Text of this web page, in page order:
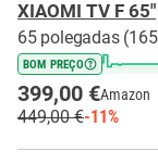
XIAOMI TV F 65"
65 polegadas
BOM PREÇO
399,00 €Amazon
449,00 €-11%